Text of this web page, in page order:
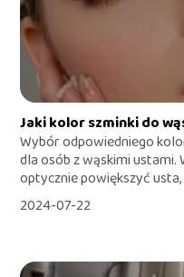
Jaki kolor szminki do
Wybór odpowiedniego
dla osób z wąskimi ustami.
optycznie powiększyć usta,
2024-07-22